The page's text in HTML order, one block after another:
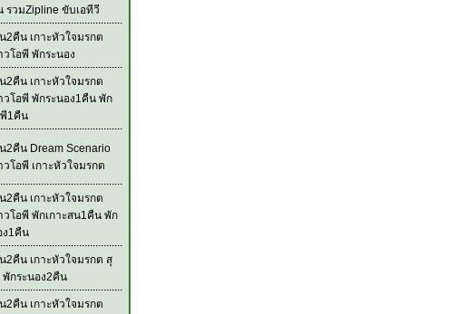
รวมZipline ขับเอทีวี
2คืน เกาะหัวใจมรกต
วโอพี พักระนอง
2คืน เกาะหัวใจมรกต
วโอพี พักระนอง1คืน พัก
1คืน
2คืน Dream Scenario
วโอพี เกาะหัวใจมรกต
2คืน เกาะหัวใจมรกต
วโอพี พักเกาะสน1คืน พัก
ง1คืน
2คืน เกาะหัวใจมรกต สุ
พักระนอง2คืน
2คืน เกาะหัวใจมรกต